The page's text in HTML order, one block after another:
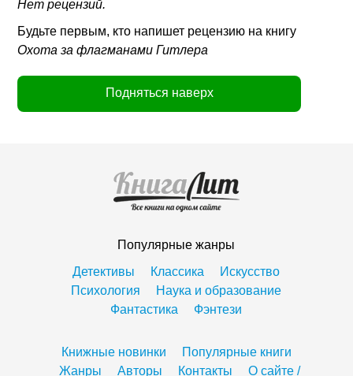
Нет рецензий.
Будьте первым, кто напишет рецензию на книгу
Охота за флагманами Гитлера
Подняться наверх
Популярные жанры
Детективы
Классика
Искусство
Психология
Наука и образование
Фантастика
Фэнтези
Книжные новинки
Популярные книги
Жанры
Авторы Контакты О сайте /